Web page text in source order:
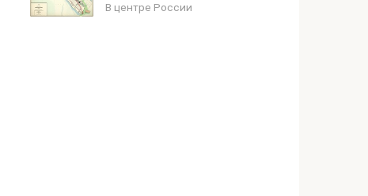
В центре России